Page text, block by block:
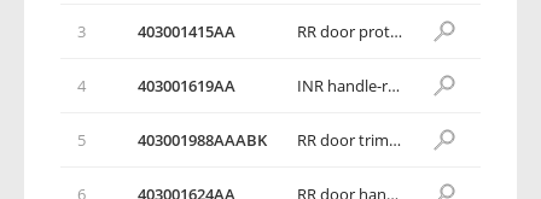
3 403001415AA RR door protective film assy RH
4 403001619AA INR handle-rr door RH
5 403001988AAABK RR door trim panel assy RH
6 403001624AA RR door handle trim cover plug RH